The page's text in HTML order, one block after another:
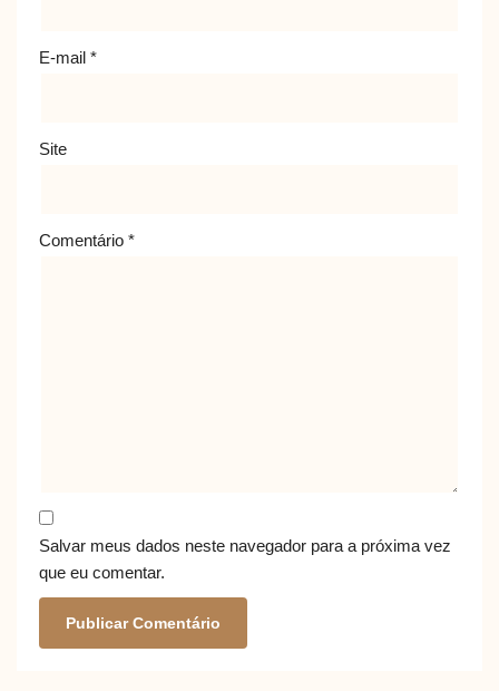
E-mail *
Site
Comentário *
Salvar meus dados neste navegador para a próxima vez
que eu comentar.